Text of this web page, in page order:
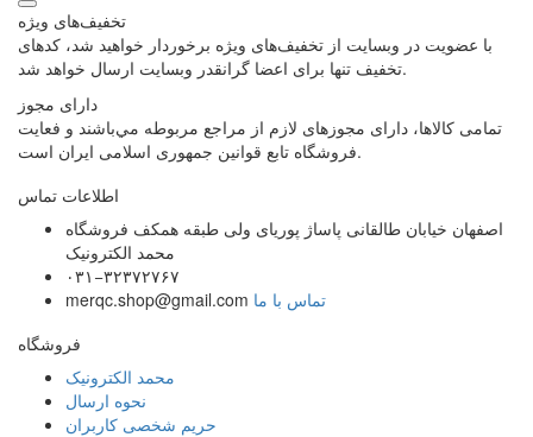
تخفیف‌های ویژه
با عضویت در وبسایت از تخفیف‌های ویژه برخوردار خواهید شد، کدهای
تخفیف تنها برای اعضا گرانقدر وبسایت ارسال خواهد شد.
دارای مجوز
تمامی كالاها، دارای مجوزهای لازم از مراجع مربوطه مي‌باشند و فعایت
فروشگاه تابع قوانين جمهوری اسلامی ايران است.
اطلاعات تماس
اصفهان خیابان طالقانی پاساژ پوریای ولی طبقه همکف فروشگاه
محمد الکترونیک
۰۳۱−۳۲۳۷۲۷۶۷
merqc.shop@gmail.com تماس با ما
فروشگاه
محمد الکترونیک
نحوه ارسال
حریم شخصی کاربران